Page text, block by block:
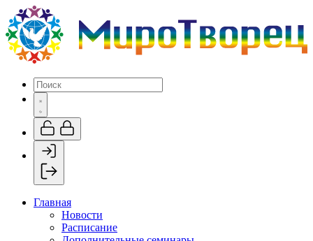
Главная
Новости
Расписание